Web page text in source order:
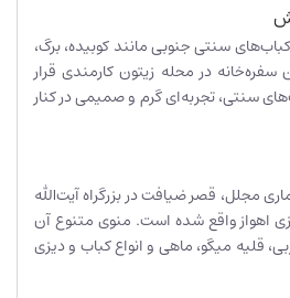
سنتی جنوبی مانند کوبیده، برگ،
در محله زیتون کارمندی قرار
سنتی، تجربه‌ای گرم و صمیمی در کنار
مجلل، قصر ضیافت در بزرگراه آیت‌الله
اهواز واقع شده است. منوی متنوع آن
قلیه میگو، ماهی و انواع کباب و دیزی